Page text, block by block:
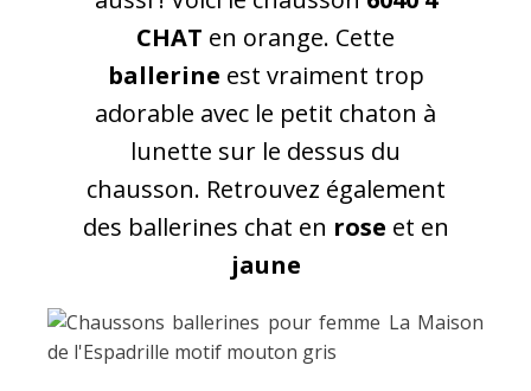
CHAT en orange. Cette
ballerine est vraiment trop
adorable avec le petit chaton à
lunette sur le dessus du
chausson. Retrouvez également
des ballerines chat en rose et en
jaune